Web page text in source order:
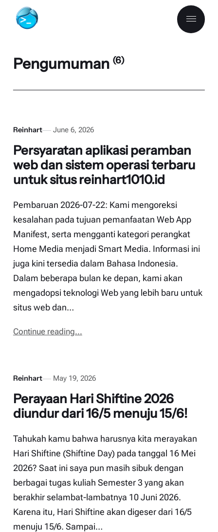
Pengumuman (6)
Reinhart June 6, 2026
Persyaratan aplikasi peramban
web dan sistem operasi terbaru
untuk situs reinhart1010.id
Pembaruan 2026-07-22: Kami mengoreksi
kesalahan pada tujuan pemanfaatan Web App
Manifest, serta mengganti kategori perangkat
Home Media menjadi Smart Media. Informasi ini
juga kini tersedia dalam Bahasa Indonesia.
Dalam beberapa bulan ke depan, kami akan
mengadopsi teknologi Web yang lebih baru untuk
situs web dan…
Continue reading...
Reinhart May 19, 2026
Perayaan Hari Shiftine 2026
diundur dari 16/5 menuju 15/6!
Tahukah kamu bahwa harusnya kita merayakan
Hari Shiftine (Shiftine Day) pada tanggal 16 Mei
2026? Saat ini saya pun masih sibuk dengan
berbagai tugas kuliah Semester 3 yang akan
berakhir selambat-lambatnya 10 Juni 2026.
Karena itu, Hari Shiftine akan digeser dari 16/5
menuju 15/6. Sampai…